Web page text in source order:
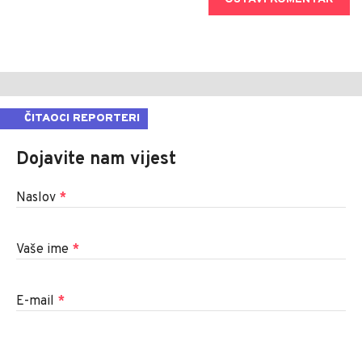
ČITAOCI REPORTERI
Dojavite nam vijest
Naslov *
Vaše ime *
E-mail *